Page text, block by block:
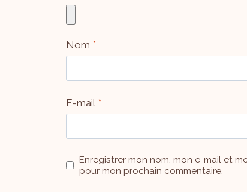
Nom *
E-mail *
Enregistrer mon nom, mon e-mail et
pour mon prochain commentaire.